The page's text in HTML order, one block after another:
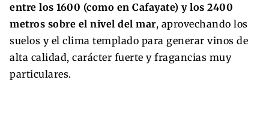
entre los 1600 (como en Cafayate) y los 2400
metros sobre el nivel del mar, aprovechando los
suelos y el clima templado para generar vinos de
alta calidad, carácter fuerte y fragancias muy
particulares.